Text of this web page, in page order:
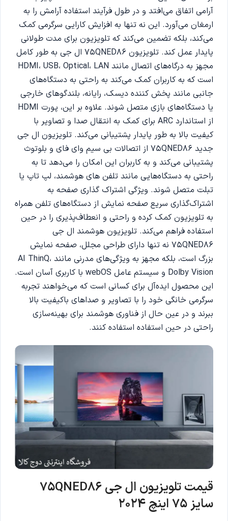
آرامی اتفاق می‌افتد و در طول فرآیند استفاده آرامش را به
ارمغان می‌آورد. این نه تنها به افزایش کارایی سرگرمی کمک
می‌کند، بلکه تضمین می‌کند که تلویزیون برای مدت طولانی
پایدار عمل کند. تلویزیون 75QNED86 ال جی به طور کامل
مجهز به درگاه‌های اتصال مانند HDMI، USB، Optical، LAN
است که به کاربران کمک می‌کند به راحتی به دستگاه‌های
جانبی مانند پخش کننده دیسک، رایانه، بلندگوهای خارجی
یا دستگاه‌های بازی متصل شوند. علاوه بر این، پورت HDMI
از استاندارد ARC برای کمک به انتقال صدا و تصاویر با
کیفیت بالا به طور پایدار پشتیبانی می‌کند. تلویزیون ال جی
جدید 75QNED86 از اتصالات بی سیم وای فای و بلوتوث
پشتیبانی می‌کند و به کاربران این امکان را می‌دهد تا به
راحتی به دستگاه‌هایی مانند تلفن های هوشمند، لپ تاپ یا
تبلت متصل شوند. ویژگی اشتراک‌ گذاری صفحه به
اشتراک‌گذاری سریع صفحه‌ نمایش از دستگاه‌های تلفن همراه
به تلویزیون کمک کرده و راحتی و انعطاف‌پذیری را در حین
استفاده فراهم می‌کند. تلویزیون هوشمند ال جی
75QNED86 نه تنها دارای طراحی مجلل، صفحه نمایش
بزرگ است، بلکه مجهز به ویژگی‌های مدرنی مانند AI ThinQ،
Dolby Vision و سیستم عامل webOS با کاربری آسان است.
این محصول ایده‌آل برای کسانی است که می‌خواهند تجربه
سرگرمی خانگی خود را با تصاویر و صداهای باکیفیت بالا
ببرند و در عین حال از فناوری هوشمند برای بهینه‌سازی
راحتی در حین استفاده استفاده کنند.
قیمت تلویزیون ال جی 75QNED86
سایز 75 اینچ 2024